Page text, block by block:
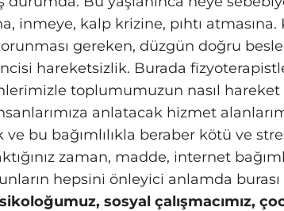
inmeye, kalp krizine, pıhtı
gereken, düzgün doğru
hareketsizlik. Burada
toplumumuzun nasıl hareket
anlatacak hizmet
ve bu bağımlılıkla beraber kötü ve
zaman, madde, internet
hepsini önleyici anlamda burası
sosyal çalışmacımız,